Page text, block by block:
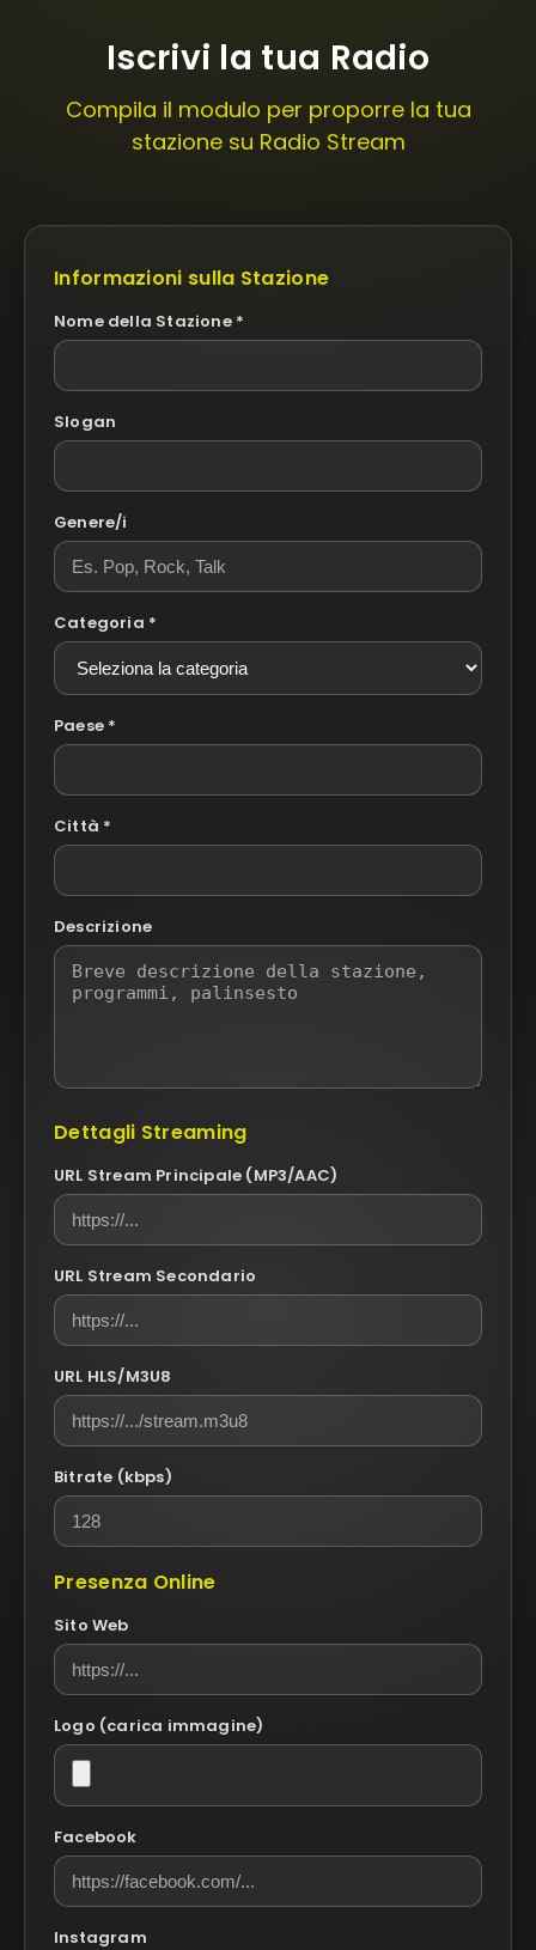
Iscrivi la tua Radio
Compila il modulo per proporre la tua
stazione su Radio Stream
Informazioni sulla Stazione
Nome della Stazione *
Slogan
Genere/i
Categoria *
Paese *
Città *
Descrizione
Dettagli Streaming
URL Stream Principale (MP3/AAC)
URL Stream Secondario
URL HLS/M3U8
Bitrate (kbps)
Presenza Online
Sito Web
Logo (carica immagine)
Facebook
Instagram